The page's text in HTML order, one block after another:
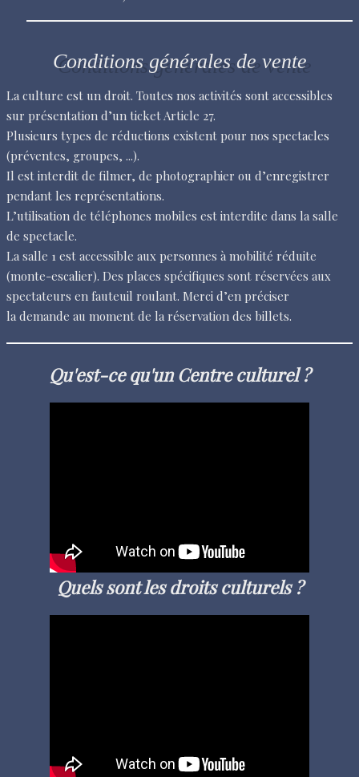
Conditions générales de vente
La culture est un droit. Toutes nos activités sont accessibles
sur présentation d’un ticket Article 27.
Plusieurs types de réductions existent pour nos spectacles
(préventes, groupes, ...).
Il est interdit de filmer, de photographier ou d’enregistrer
pendant les représentations.
L’utilisation de téléphones mobiles est interdite dans la salle
de spectacle.
La salle 1 est accessible aux personnes à mobilité réduite
(monte-escalier). Des places spécifiques sont réservées aux
spectateurs en fauteuil roulant. Merci d’en préciser
la demande au moment de la réservation des billets.
Qu'est-ce qu'un Centre culturel ?
Quels sont les droits culturels ?